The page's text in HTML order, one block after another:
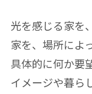
光を感じる家を
家を、場所によ
具体的に何か要
イメージや暮ら